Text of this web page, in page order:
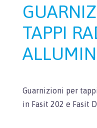
TAPPI
Guarnizioni per
in Fasit 202 e Fasit